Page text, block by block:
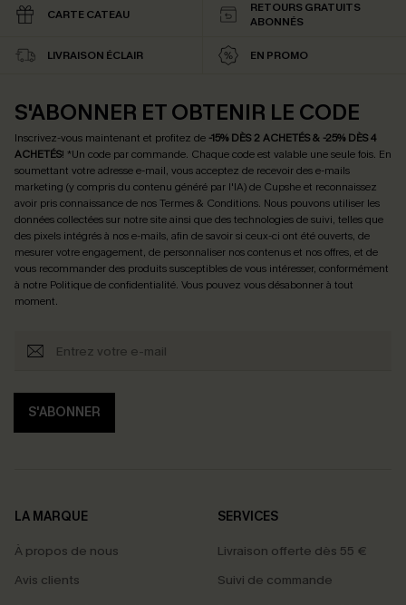
CARTE CATEAU
RETOURS GRATUITS
ABONNÉS
LIVRAISON ÉCLAIR EN PROMO
S'ABONNER ET OBTENIR LE CODE
Inscrivez-vous maintenant et profitez de -15% DÈS 2 ACHETÉS & -25% DÈS 4
ACHETÉS! *Un code par commande. Chaque code est valable une seule fois. En
soumettant votre adresse e-mail, vous acceptez de recevoir des e-mails
marketing (y compris du contenu généré par l'IA) de Cupshe et reconnaissez
avoir pris connaissance de nosTermes & Conditions. Nous pouvons utiliser les
données collectées sur notre site ainsi que des technologies de suivi, telles que
des pixels intégrés à nos e-mails, afin de savoir si ceux-ci ont été ouverts, de
mesurer votre engagement, de personnaliser nos contenus et nos offres, et de
vous recommander des produits susceptibles de vous intéresser, conformément
à notre Politique de confidentialité. Vous pouvez vous désabonner à tout
moment.
S'ABONNER
LA MARQUE
À propos de nous
Avis clients
SERVICES
Livraison offerte dès 55 €
Suivi de commande